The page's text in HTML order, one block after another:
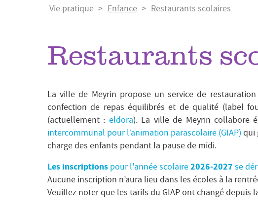
FilVie pratique Enfance Restaurants scolaires
Restaurants
La ville de Meyrin propose un service de
confection de repas équilibrés et de qualité (label
(actuellement : eldora). La ville de Meyrin collabore
intercommunal pour l’animation parascolaire (GIAP) qui
charge des enfants pendant la pause de midi.
Les inscriptions pour l'année scolaire2026-2027 se
Aucune inscription n’aura lieu dans les écoles à la
Veuillez noter que les tarifs du GIAP ont changé depuis